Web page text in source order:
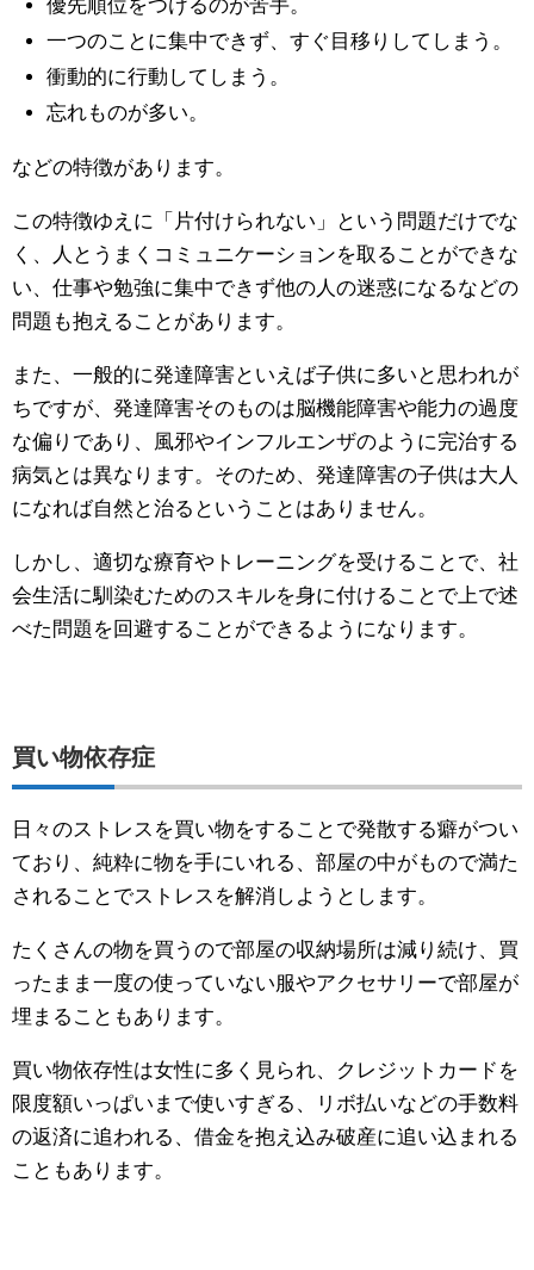
優先順位をつけるのが苦手。
一つのことに集中できず、すぐ目移りしてしまう。
衝動的に行動してしまう。
忘れものが多い。
などの特徴があります。
この特徴ゆえに「片付けられない」という問題だけでな
く、人とうまくコミュニケーションを取ることができな
い、仕事や勉強に集中できず他の人の迷惑になるなどの
問題も抱えることがあります。
また、一般的に発達障害といえば子供に多いと思われが
ちですが、発達障害そのものは脳機能障害や能力の過度
な偏りであり、風邪やインフルエンザのように完治する
病気とは異なります。そのため、発達障害の子供は大人
になれば自然と治るということはありません。
しかし、適切な療育やトレーニングを受けることで、社
会生活に馴染むためのスキルを身に付けることで上で述
べた問題を回避することができるようになります。
買い物依存症
日々のストレスを買い物をすることで発散する癖がつい
ており、純粋に物を手にいれる、部屋の中がもので満た
されることでストレスを解消しようとします。
たくさんの物を買うので部屋の収納場所は減り続け、買
ったまま一度の使っていない服やアクセサリーで部屋が
埋まることもあります。
買い物依存性は女性に多く見られ、クレジットカードを
限度額いっぱいまで使いすぎる、リボ払いなどの手数料
の返済に追われる、借金を抱え込み破産に追い込まれる
こともあります。